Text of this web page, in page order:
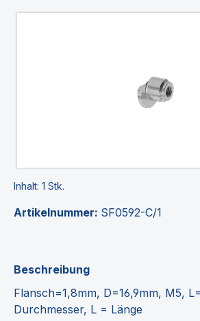
Inhalt: 1 Stk.
Artikelnummer: SF0592-C/1
Beschreibung
Flansch=1,8mm, D=16,9mm, M5,
Durchmesser, L = Länge